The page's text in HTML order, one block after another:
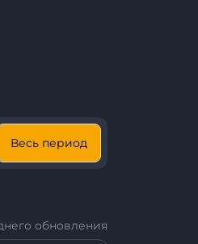
Весь период
обновления